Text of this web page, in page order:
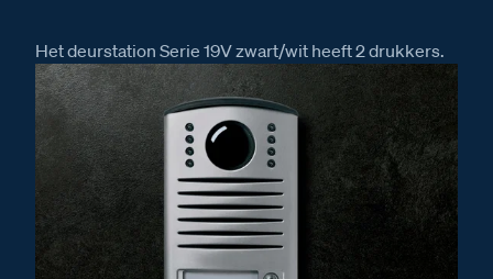
Artikelcode
342961
Het deurstation Serie 19V zwart/wit heeft 2 drukkers.